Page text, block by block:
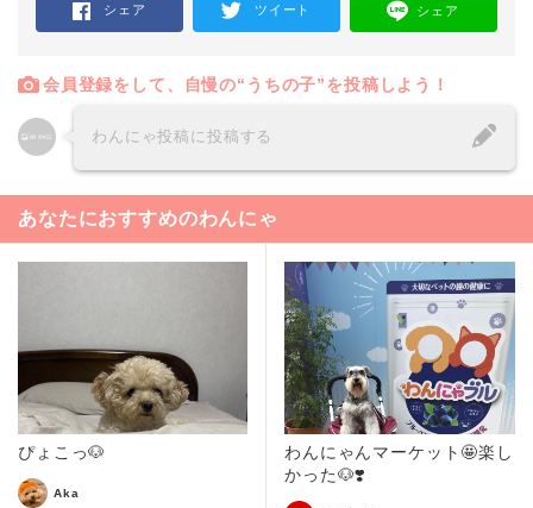
シェア ツイート シェア
会員登録をして、自慢の“うちの子”を投稿しよう！
わんにゃ投稿に投稿する
あなたにおすすめのわんにゃ
ぴょこっ🐶
Aka
わんにゃんマーケット🤩楽し
かった🐶❣️